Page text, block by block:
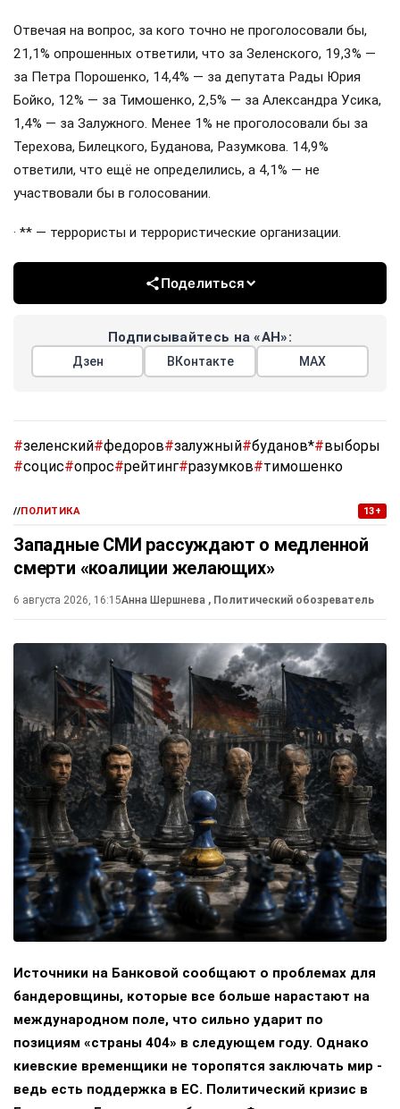
Отвечая на вопрос, за кого точно не проголосовали бы,
21,1% опрошенных ответили, что за Зеленского, 19,3% —
за Петра Порошенко, 14,4% — за депутата Рады Юрия
Бойко, 12% — за Тимошенко, 2,5% — за Александра Усика,
1,4% — за Залужного. Менее 1% не проголосовали бы за
Терехова, Билецкого, Буданова, Разумкова. 14,9%
ответили, что ещё не определились, а 4,1% — не
участвовали бы в голосовании.
· ** — террористы и террористические организации.
Поделиться
Подписывайтесь на «АН»:
Дзен ВКонтакте МАХ
#зеленский#федоров#залужный#буданов*#выборы
#социс#опрос#рейтинг#разумков#тимошенко
//ПОЛИТИКА 13+
Западные СМИ рассуждают о медленной
смерти «коалиции желающих»
6 августа 2026, 16:15Анна Шершнева , Политический обозреватель
Источники на Банковой сообщают о проблемах для
бандеровщины, которые все больше нарастают на
международном поле, что сильно ударит по
позициям «страны 404» в следующем году. Однако
киевские временщики не торопятся заключать мир -
ведь есть поддержка в ЕС. Политический кризис в